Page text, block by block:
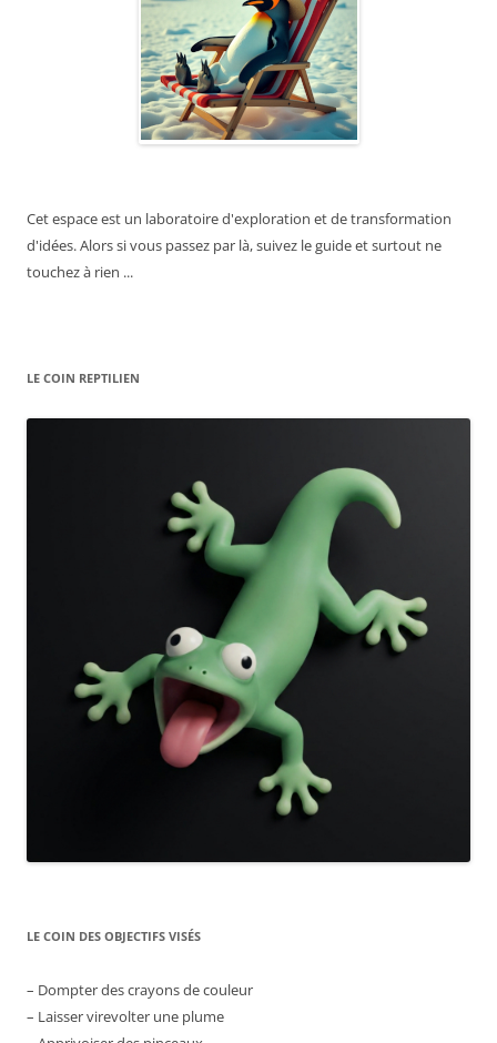
Cet espace est un laboratoire d'exploration et de transformation
d'idées. Alors si vous passez par là, suivez le guide et surtout ne
touchez à rien ...
LE COIN REPTILIEN
LE COIN DES OBJECTIFS VISÉS
– Dompter des crayons de couleur
– Laisser virevolter une plume